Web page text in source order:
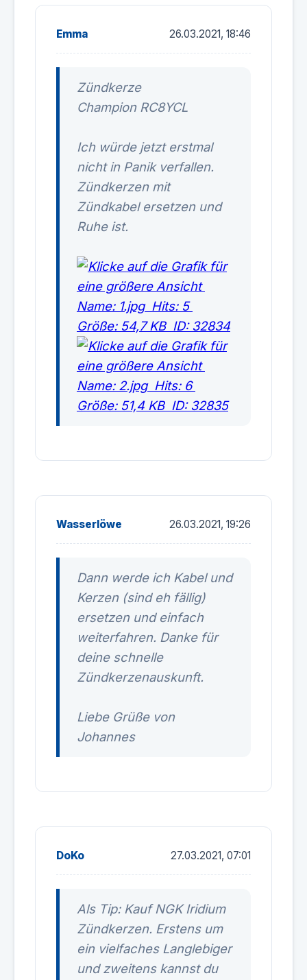
Emma 26.03.2021, 18:46
Zündkerze
Champion RC8YCL
Ich würde jetzt erstmal
nicht in Panik verfallen.
Zündkerzen mit
Zündkabel ersetzen und
Ruhe ist.
Wasserlöwe 26.03.2021, 19:26
Dann werde ich Kabel und
Kerzen (sind eh fällig)
ersetzen und einfach
weiterfahren. Danke für
deine schnelle
Zündkerzenauskunft.
Liebe Grüße von
Johannes
DoKo 27.03.2021, 07:01
Als Tip: Kauf NGK Iridium
Zündkerzen. Erstens um
ein vielfaches Langlebiger
und zweitens kannst du